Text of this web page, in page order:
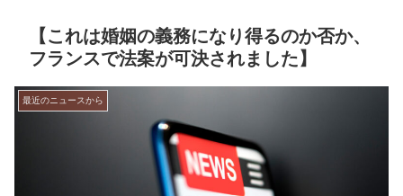
【これは婚姻の義務になり得るのか否か、
フランスで法案が可決されました】
最近のニュースから